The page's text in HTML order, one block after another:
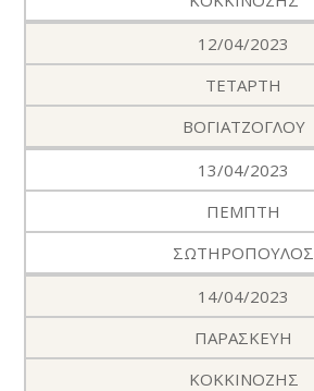
12/04/2023
ΤΕΤΑΡΤΗ
ΒΟΓΙΑΤΖΟΓΛΟΥ
13/04/2023
ΠΕΜΠΤΗ
ΣΩΤΗΡΟΠΟΥΛΟΣ
14/04/2023
ΠΑΡΑΣΚΕΥΗ
ΚΟΚΚΙΝΟΖΗΣ